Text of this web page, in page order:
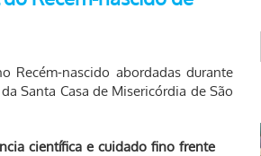
Recém-nascido abordadas durante
Santa Casa de Misericórdia de São
científica e cuidado fino frente